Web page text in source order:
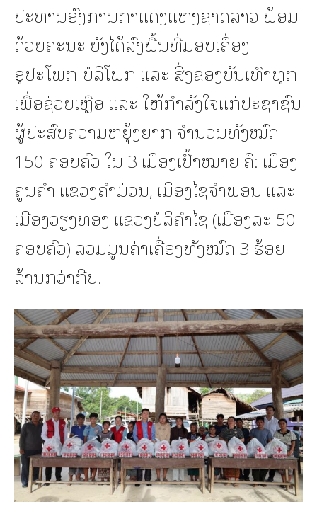
ປະທານອົງການກາແດງແຫ່ງຊາດລາວ ພ້ອມ
ດ້ວຍຄະນະ ຍັງໄດ້ລົງພື້ນທີ່ມອບເຄື່ອງ
ອຸປະໂພກ-ບໍລິໂພກ ແລະ ສິ່ງຂອງບັນເທົາທຸກ
ເພື່ອຊ່ວຍເຫຼືອ ແລະ ໃຫ້ກຳລັງໃຈແກ່ປະຊາຊົນ
ຜູ້ປະສົບຄວາມຫຍຸ້ງຍາກ ຈຳນວນທັງໝົດ
150 ຄອບຄົວ ໃນ 3 ເມືອງເປົ້າໝາຍ ຄື: ເມືອງ
ຄູນຄຳ ແຂວງຄຳມ່ວນ, ເມືອງໄຊຈຳພອນ ແລະ
ເມືອງວຽງທອງ ແຂວງບໍລິຄຳໄຊ (ເມືອງລະ 50
ຄອບຄົວ) ລວມມູນຄ່າເຄື່ອງທັງໝົດ 3 ຮ້ອຍ
ລ້ານກວ່າກີບ.